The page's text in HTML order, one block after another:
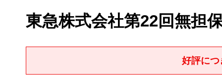
東急株式会社第22回無担
好評につ